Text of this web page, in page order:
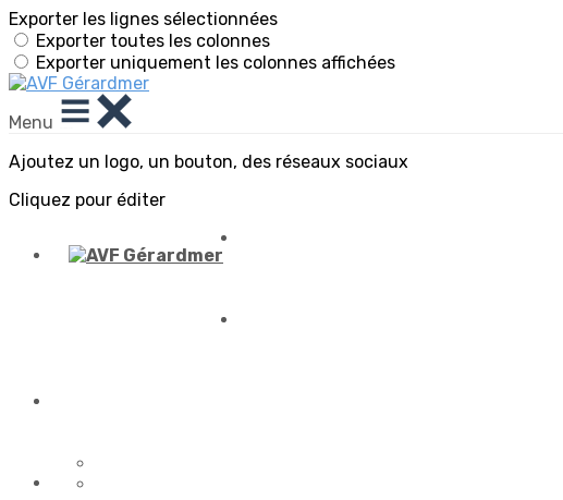
Exporter les lignes sélectionnées
Exporter toutes les colonnes
Exporter uniquement les colonnes affichées
Menu
Ajoutez un logo, un bouton, des réseaux sociaux
Cliquez pour éditer